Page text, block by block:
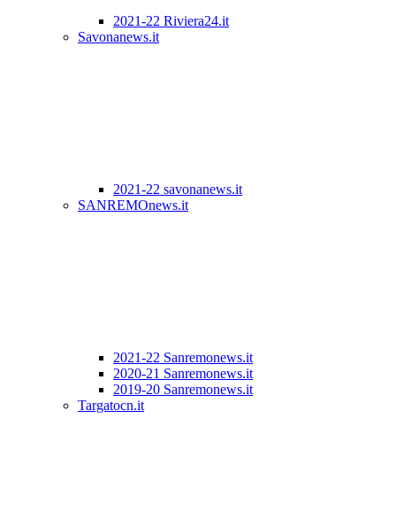
2021-22 Riviera24.it
Savonanews.it
2021-22 savonanews.it
SANREMOnews.it
2021-22 Sanremonews.it
2020-21 Sanremonews.it
2019-20 Sanremonews.it
Targatocn.it